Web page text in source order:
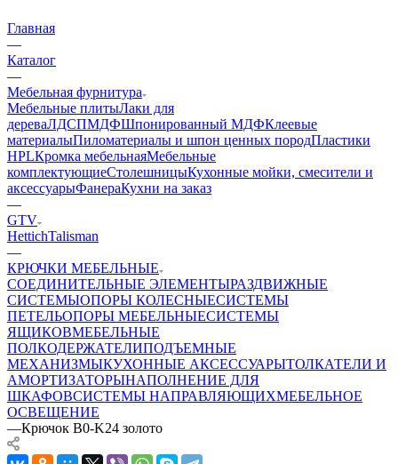
Главная
—
Каталог
—
Мебельная фурнитура
Мебельные плитыЛаки для
дереваЛДСПМДФШпонированный МДФКлеевые
материалыПиломатериалы и шпон ценных породПластики
HPLКромка мебельнаяМебельные
комплектующиеСтолешницыКухонные мойки, смесители и
аксессуарыФанераКухни на заказ
—
GTV
HettichTalisman
—
КРЮЧКИ МЕБЕЛЬНЫЕ
СОЕДИНИТЕЛЬНЫЕ ЭЛЕМЕНТЫРАЗДВИЖНЫЕ
СИСТЕМЫОПОРЫ КОЛЕСНЫЕСИСТЕМЫ
ПЕТЕЛЬОПОРЫ МЕБЕЛЬНЫЕСИСТЕМЫ
ЯЩИКОВМЕБЕЛЬНЫЕ
ПОЛКОДЕРЖАТЕЛИПОДЪЕМНЫЕ
МЕХАНИЗМЫКУХОННЫЕ АКСЕССУАРЫТОЛКАТЕЛИ И
АМОРТИЗАТОРЫНАПОЛНЕНИЕ ДЛЯ
ШКАФОВСИСТЕМЫ НАПРАВЛЯЮЩИХМЕБЕЛЬНОЕ
ОСВЕЩЕНИЕ
—Крючок B0-K24 золото